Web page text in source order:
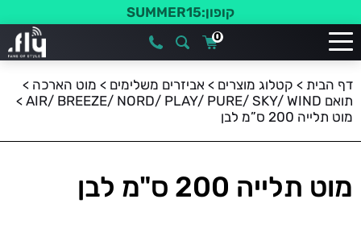
0
דף הבית > קטלוג מוצרים > אביזרים משלימים > מוט הארכה >
תואם AIR/ BREEZE/ NORD/ PLAY/ PURE/ SKY/ WIND
>
מוט תלייה 200 ס”מ לבן
מוט תלייה 200 ס"מ לבן